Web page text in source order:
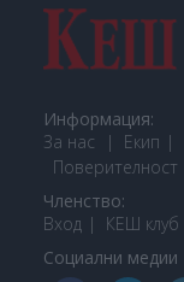
Информация:
За нас
Екип
Поверителност
Членство:
Вход
КЕШ клуб
Социални медии